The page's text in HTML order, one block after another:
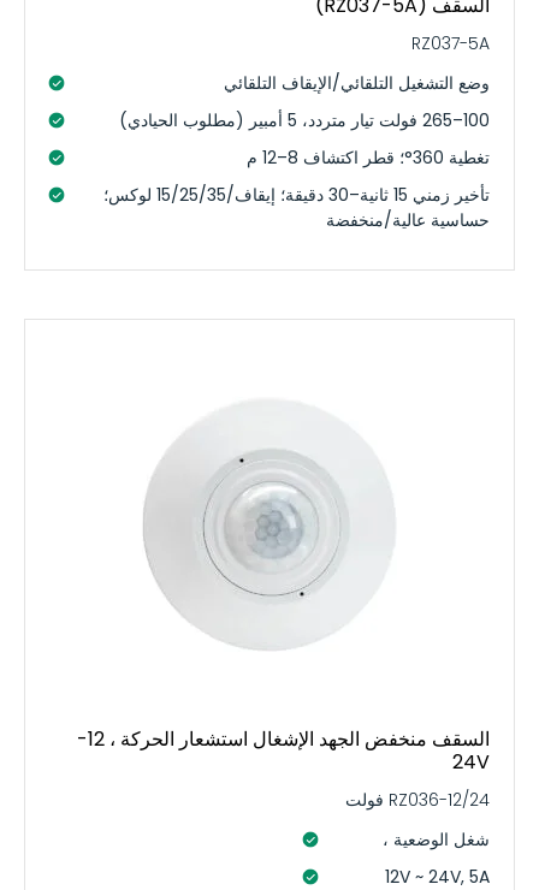
RZ037-5A
وضع التشغيل التلقائي/الإيقاف التلقائي
100–265 فولت تيار متردد، 5 أمبير (مطلوب الحيادي)
تغطية 360°؛ قطر اكتشاف 8–12 م
تأخير زمني 15 ثانية–30 دقيقة؛ إيقاف/15/25/35 لوكس؛
حساسية عالية/منخفضة
السقف منخفض الجهد الإشغال استشعار الحركة ، 12-
24V
RZ036-12/24 فولت
شغل الوضعية ،
12V ~ 24V, 5A